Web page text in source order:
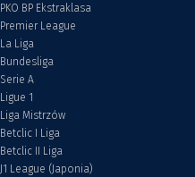
PKO BP Ekstraklasa
Premier League
La Liga
Bundesliga
Serie A
Ligue 1
Liga Mistrzów
Betclic I Liga
Betclic II Liga
J1 League (Japonia)